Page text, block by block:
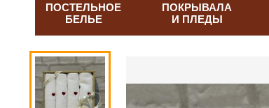
ПОСТЕЛЬНОЕ
БЕЛЬЕ
ПОКРЫВАЛА
И ПЛЕДЫ